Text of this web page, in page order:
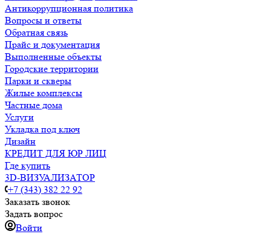
Антикоррупционная политика
Вопросы и ответы
Обратная связь
Прайс и документация
Выполненные объекты
Городские территории
Парки и скверы
Жилые комплексы
Частные дома
Услуги
Укладка под ключ
Дизайн
КРЕДИТ ДЛЯ ЮР ЛИЦ
Где купить
3D-ВИЗУАЛИЗАТОР
+7 (343) 382 22 92
Заказать звонок
Задать вопрос
Войти